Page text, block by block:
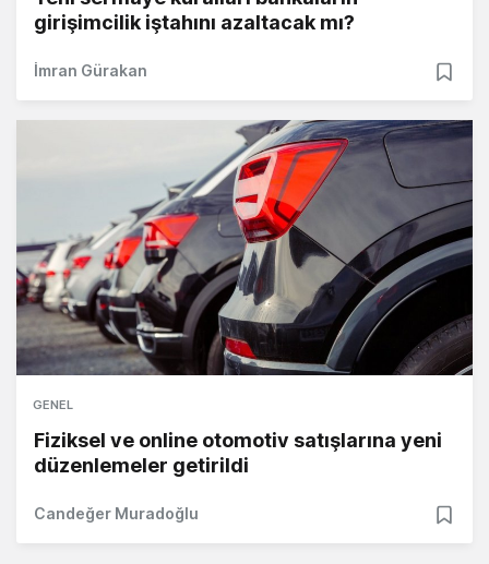
girişimcilik iştahını azaltacak mı?
İmran Gürakan
GENEL
Fiziksel ve online otomotiv satışlarına yeni
düzenlemeler getirildi
Candeğer Muradoğlu